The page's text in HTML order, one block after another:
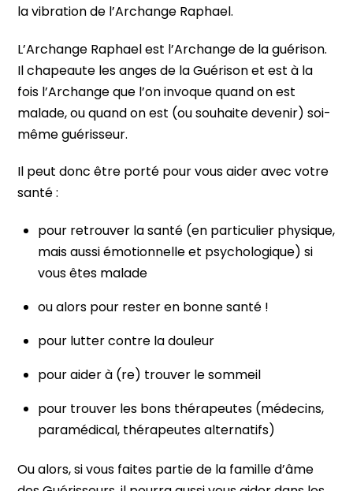
la vibration de l’Archange Raphael.
L’Archange Raphael est l’Archange de la guérison.
Il chapeaute les anges de la Guérison et est à la
fois l’Archange que l’on invoque quand on est
malade, ou quand on est (ou souhaite devenir) soi-
même guérisseur.
Il peut donc être porté pour vous aider avec votre
santé :
pour retrouver la santé (en particulier physique,
mais aussi émotionnelle et psychologique) si
vous êtes malade
ou alors pour rester en bonne santé !
pour lutter contre la douleur
pour aider à (re) trouver le sommeil
pour trouver les bons thérapeutes (médecins,
paramédical, thérapeutes alternatifs)
Ou alors, si vous faites partie de la famille d’âme